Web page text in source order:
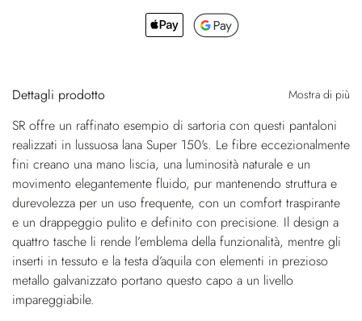
Dettagli prodotto Mostra di più
SR offre un raffinato esempio di sartoria con questi pantaloni
realizzati in lussuosa lana Super 150's. Le fibre eccezionalmente
fini creano una mano liscia, una luminosità naturale e un
movimento elegantemente fluido, pur mantenendo struttura e
durevolezza per un uso frequente, con un comfort traspirante
e un drappeggio pulito e definito con precisione. Il design a
quattro tasche li rende l’emblema della funzionalità, mentre gli
inserti in tessuto e la testa d’aquila con elementi in prezioso
metallo galvanizzato portano questo capo a un livello
impareggiabile.